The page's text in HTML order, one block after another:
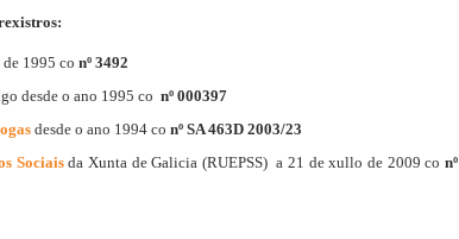
1995 co nº 3492
desde o ano 1995 co nº 000397
desde o ano 1994 co nº SA 463D 2003/23
Sociaisda Xunta de Galicia (RUEPSS) a 21 de xullo de 2009 conº